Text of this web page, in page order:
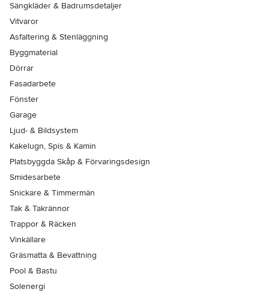
Sängkläder & Badrumsdetaljer
Vitvaror
Asfaltering & Stenläggning
Byggmaterial
Dörrar
Fasadarbete
Fönster
Garage
Ljud- & Bildsystem
Kakelugn, Spis & Kamin
Platsbyggda Skåp & Förvaringsdesign
Smidesarbete
Snickare & Timmermän
Tak & Takrännor
Trappor & Räcken
Vinkällare
Gräsmatta & Bevattning
Pool & Bastu
Solenergi